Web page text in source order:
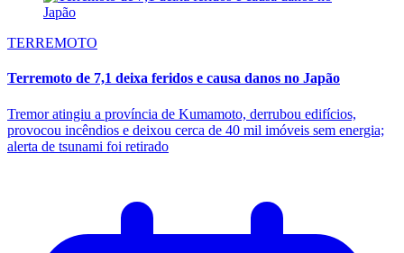
TERREMOTO
Terremoto de 7,1 deixa feridos e causa danos no Japão
Tremor atingiu a província de Kumamoto, derrubou edifícios,
provocou incêndios e deixou cerca de 40 mil imóveis sem energia;
alerta de tsunami foi retirado